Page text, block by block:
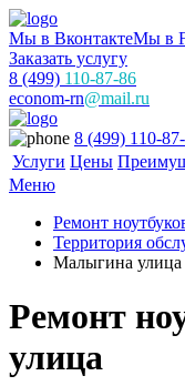
Мы в ВконтактеМы в
Заказать услугу
8 (499) 110-87-86
econom-rn@mail.ru
8 (499) 110-
Услуги Цены
Меню
Ремонт
Территория
Малыгина улица
Ремонт
улица